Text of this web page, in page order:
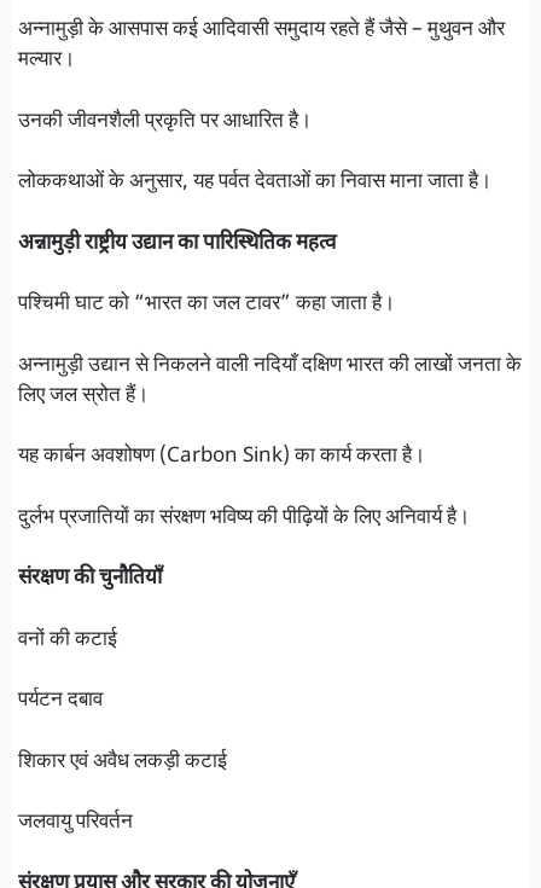
अन्नामुड़ी के आसपास कई आदिवासी समुदाय रहते हैं जैसे – मुथुवन और
मल्यार।
उनकी जीवनशैली प्रकृति पर आधारित है।
लोककथाओं के अनुसार, यह पर्वत देवताओं का निवास माना जाता है।
अन्नामुड़ी राष्ट्रीय उद्यान का पारिस्थितिक महत्व
पश्चिमी घाट को “भारत का जल टावर” कहा जाता है।
अन्नामुड़ी उद्यान से निकलने वाली नदियाँ दक्षिण भारत की लाखों जनता के
लिए जल स्रोत हैं।
यह कार्बन अवशोषण (Carbon Sink) का कार्य करता है।
दुर्लभ प्रजातियों का संरक्षण भविष्य की पीढ़ियों के लिए अनिवार्य है।
संरक्षण की चुनौतियाँ
वनों की कटाई
पर्यटन दबाव
शिकार एवं अवैध लकड़ी कटाई
जलवायु परिवर्तन